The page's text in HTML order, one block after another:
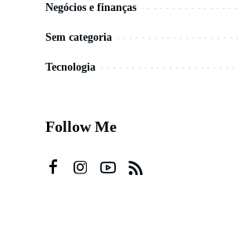
Negócios e finanças
Sem categoria
Tecnologia
Follow Me